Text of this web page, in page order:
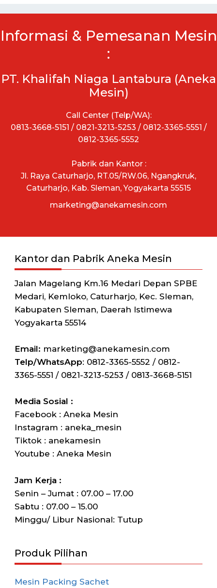
Informasi & Pemesanan Mesin
:
PT. Khalifah Niaga Lantabura (Aneka
Mesin)
Call Center (Telp/WA):
0813-3668-5151 / 0821-3213-5253 / 0812-3365-5551 /
0812-3365-5552
Pabrik dan Kantor :
Jl. Raya Caturharjo, RT.05/RW.06, Ngangkruk,
Caturharjo, Kab. Sleman, Yogyakarta 55515
marketing@anekamesin.com
Kantor dan Pabrik Aneka Mesin
Jalan Magelang Km.16 Medari Depan SPBE
Medari, Kemloko, Caturharjo, Kec. Sleman,
Kabupaten Sleman, Daerah Istimewa
Yogyakarta 55514
Email: marketing@anekamesin.com
Telp/WhatsApp: 0812-3365-5552 / 0812-
3365-5551 / 0821-3213-5253 / 0813-3668-5151
Media Sosial :
Facebook : Aneka Mesin
Instagram : aneka_mesin
Tiktok : anekamesin
Youtube : Aneka Mesin
Jam Kerja :
Senin – Jumat : 07.00 – 17.00
Sabtu : 07.00 – 15.00
Minggu/ Libur Nasional: Tutup
Produk Pilihan
Mesin Packing Sachet